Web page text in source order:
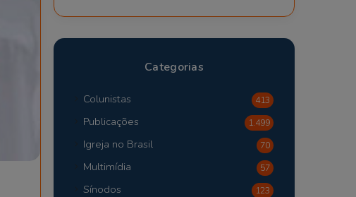
Categorias
Colunistas 413
Publicações 1.499
Igreja no Brasil 70
Multimídia 57
Sínodos 123